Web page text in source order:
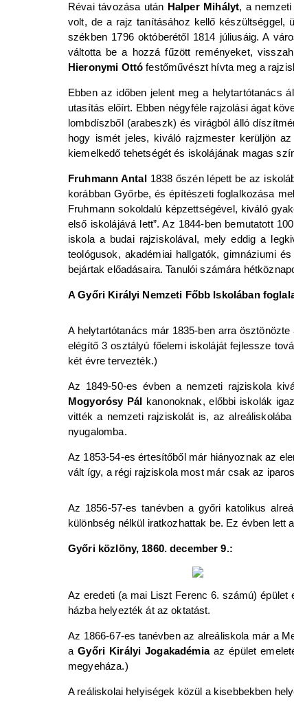
Révai távozása után Halper Mihályt, a
volt, de a rajz tanításához kellő készültséggel,
székben 1796 októberétől 1814 júliusáig. A
váltotta be a hozzá fűzött reményeket,
Hieronymi Ottó festőművészt hívta meg a
Ebben az időben jelent meg a helytartótanács
utasítás előírt. Ebben négyféle rajzolási ágat
lombdíszből (arabeszk) és virágból álló
hogy ismét jeles, kiváló rajzmester kerüljön az
kiemelkedő tehetségét és iskolájának magas
Fruhmann Antal1838 őszén lépett be az
korábban Győrbe, és építészeti foglalkozása
Fruhmann sokoldalú képzettségével, kiváló
első iskolájává lett”. Az 1844-ben bemutatott
iskola a budai rajziskolával, mely eddig a
teológusok, akadémiai hallgatók, gimnáziumi
bejártak előadásaira. Tanulói számára
A Győri Királyi Nemzeti Főbb Iskolában
A helytartótanács már 1835-ben arra
elégítő 3 osztályú főelemi iskoláját fejlessze
két évre tervezték.)
Az 1849-50-es évben a nemzeti rajziskola
Mogyorósy Pál kanonoknak, előbbi iskolák
vitték a nemzeti rajziskolát is, az
nyugalomba.
Az 1853-54-es értesítőből már hiányoznak az
vált így, a régi rajziskola most már csak az
Az 1856-57-es tanévben a győri katolikus
különbség nélkül iratkozhattak be. Ez évben lett
Győri közlöny, 1860. december 9.:
Az eredeti (a mai Liszt Ferenc 6. számú) épület
házba helyezték át az oktatást.
Az 1866-67-es tanévben az alreáliskola már a
aGyőri Királyi Jogakadémiaaz épület
megyeháza.)
A reáliskolai helyiségek közül a kisebbekben